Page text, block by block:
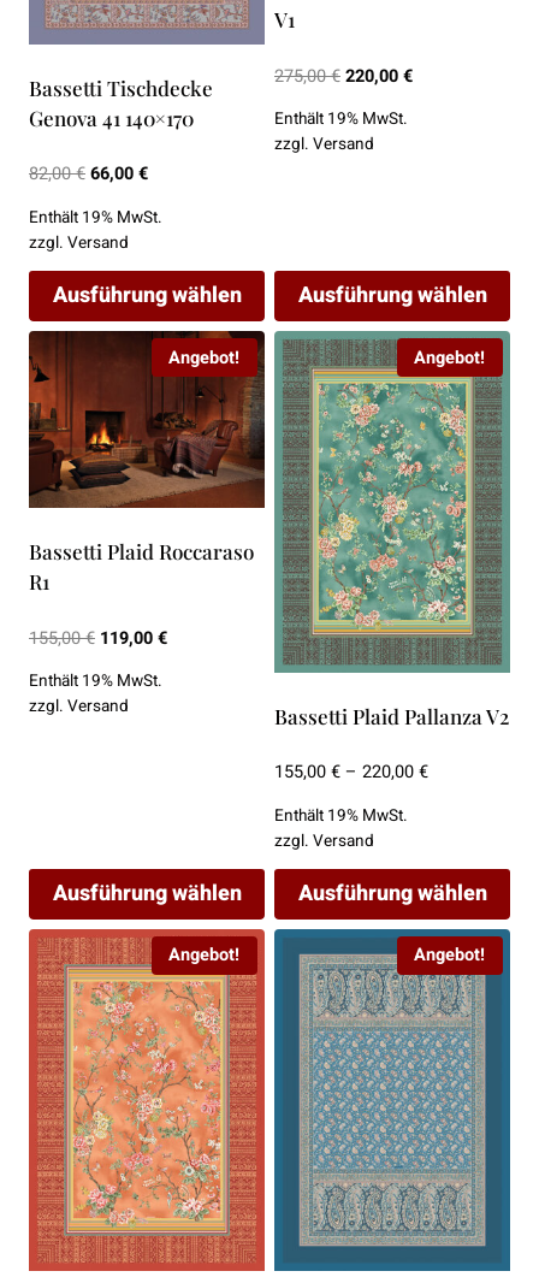
können
der
Produktseite
gewählt
können
auf
Produktseite
Bassetti Tischdecke
Genova 41 140×170
82,00€Ursprünglicher
war:
82,00 €
66,00€Aktueller
ist:
Enthält 19% MwSt.
zzgl. Versand
Ausführung wählen
Dieses
Produkt
weist
mehrere
Varianten
auf.
Optionen
können
auf
Produktseite
V1
275,00€Ursprünglicher
war:
275,00 €
220,00€Aktueller
Enthält 19% MwSt.
zzgl. Versand
Ausführung wählen
Dieses
Produkt
weist
mehrere
Varianten
auf.
Die
Optionen
können
auf
der
gewählt
werden
Angebot!
Bassetti Plaid Roccaraso
R1
155,00€ Ursprünglicher
war:
155,00 €
119,00€Aktueller
Enthält 19% MwSt.
zzgl. Versand
Ausführung wählen
Dieses
Produkt
weist
mehrere
Varianten
auf.
Die
Optionen
können
auf
der
Angebot!
Bassetti Plaid Pallanza V2
155,00€– 220,00€Preisspanne:
Enthält 19% MwSt.
zzgl. Versand
Ausführung wählen
Dieses
Produkt
weist
mehrere
Varianten
auf.
Die
Optionen
können
auf
Angebot! Angebot!